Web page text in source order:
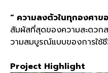
“ ความลงตัวในทุกองศาข
สัมผัสที่สุดของความสะดว
วามสมบูรณ์แบบของการใช้
Project Highlight